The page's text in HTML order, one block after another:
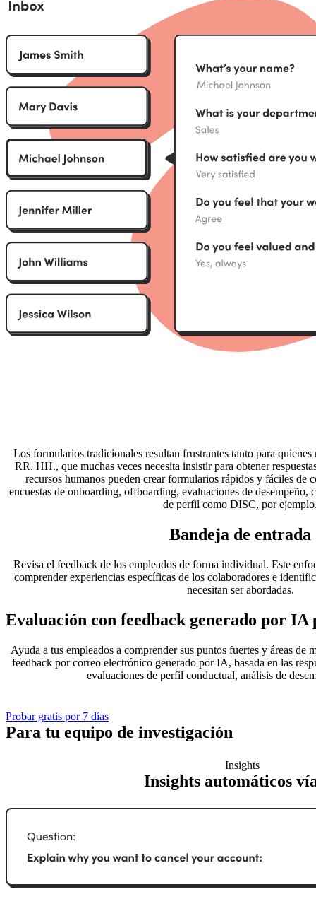
Los formularios tradicionales resultan frustrantes tanto para
RR. HH., que muchas veces necesita insistir para obtener
recursos humanos pueden crear formularios rápidos y fáciles de
encuestas de onboarding, offboarding, evaluaciones de
de perfil como DISC, por
Bandeja de entrada
Revisa el feedback de los empleados de forma individual. Este
comprender experiencias específicas de los colaboradores e
necesitan ser abordadas.
Evaluación con feedback generado por
Ayuda a tus empleados a comprender sus puntos fuertes y áreas de
feedback por correo electrónico generado por IA, basada en las
evaluaciones de perfil conductual, análisis de
Probar gratis por 7 días
Para tu equipo de investigación
Insights
Insights automáticos